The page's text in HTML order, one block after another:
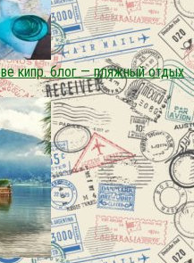
кипр. блог — пляжный отдых